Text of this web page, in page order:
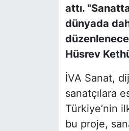
attı.
dünyada
Hüsrev
İVA Sanat,
sanatçılara
Türkiye’nin
bu proje,